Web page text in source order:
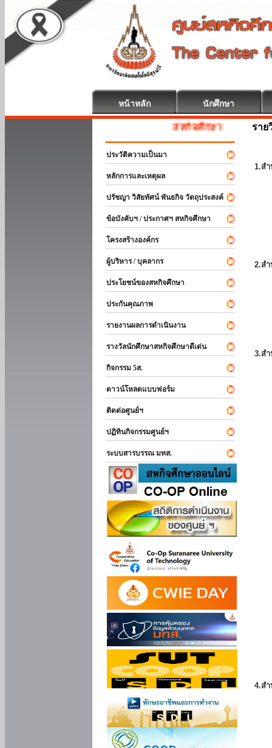
หน้าหลัก นักศึกษา
สหกิจศึกษา ยินดีต้อนรับ
ประวัติความเป็นมา
หลักการและเหตุผล
ปรัชญา วิสัยทัศน์ พันธกิจ วัตถุประสงค์
ข้อบังคับฯ / ประกาศฯ สหกิจศึกษา
โครงสร้างองค์กร
ผู้บริหาร / บุคลากร
ประโยชน์ของสหกิจศึกษา
ประกันคุณภาพ
รายงานผลการดำเนินงาน
รางวัลนักศึกษาสหกิจศึกษาดีเด่น
กิจกรรม 5ส.
ดาวน์โหลดแบบฟอร์ม
ติดต่อศูนย์ฯ
ปฏิทินกิจกรรมศูนย์ฯ
ระบบสารบรรณ มทส.
ราย
1.ส
2.ส
3.ส
4.ส